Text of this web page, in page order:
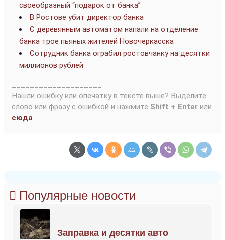
своеобразный “подарок от банка”
В Ростове убит директор банка
С деревянным автоматом напали на отделение
банка трое пьяных жителей Новочеркасска
Сотрудник банка ограбил ростовчанку на десятки
миллионов рублей
Нашли ошибку или опечатку в тексте выше? Выделите
слово или фразу с ошибкой и нажмите Shift + Enter или
сюда.
Популярные новости
Заправка и десятки авто